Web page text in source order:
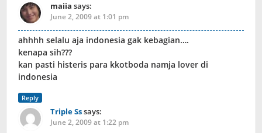
maiia says:
June 2, 2009 at 1:01 pm
ahhhh selalu aja indonesia gak kebagian….
kenapa sih???
kan pasti histeris para kkotboda namja lover di
indonesia
Reply
Triple Sssays:
June 2, 2009 at 1:22 pm